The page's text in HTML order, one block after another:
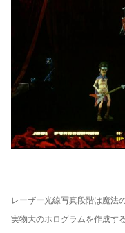
レーザー光線写真段階は魔法
実物大のホログラムを作成す